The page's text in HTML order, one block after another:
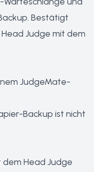
Bestätigt
Judge mit dem
JudgeMate-
Backup ist nicht
dem Head Judge